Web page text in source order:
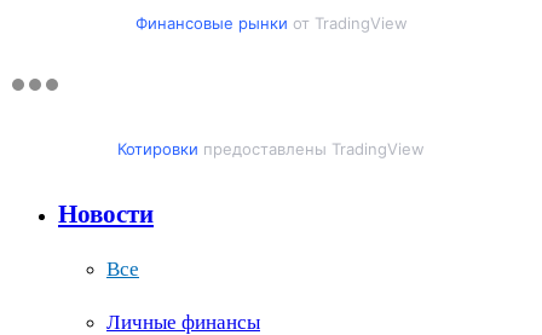
Финансовые рынки от TradingView
Котировки предоставлены TradingView
Новости
Все
Личные финансы